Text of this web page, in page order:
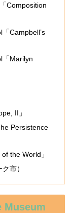
Composition
Campbell’s
「Marilyn
II」
Persistence
the World」
市）
Museum